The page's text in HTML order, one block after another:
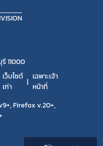
11000
เว็บไซต์
เก่า
เฉพาะเจ้า
หน้าที่
Firefox v.20+,